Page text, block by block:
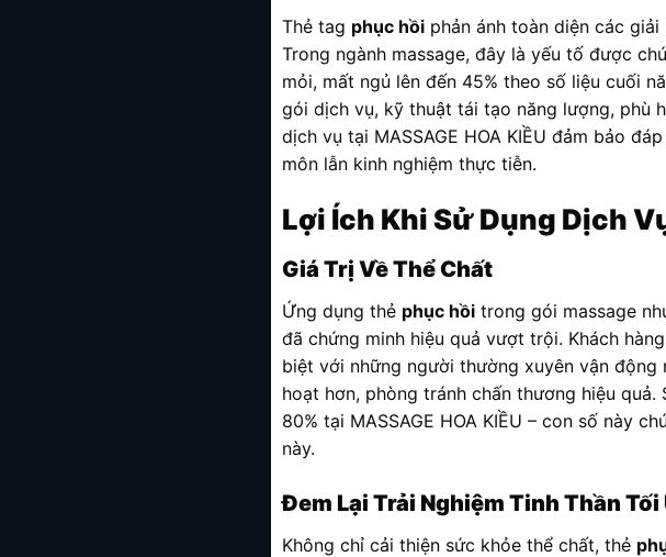
Thẻ tag phục hồi phản ánh toàn diện các
Trong ngành massage, đây là yếu tố được
mỏi, mất ngủ lên đến 45% theo số liệu cuối
gói dịch vụ, kỹ thuật tái tạo năng lượng, phù
dịch vụ tại MASSAGE HOA KIỀU đảm bảo
môn lẫn kinh nghiệm thực tiễn.
Lợi Ích Khi Sử Dụng Dịch
Giá Trị Về Thể Chất
Ứng dụng thẻ phục hồi trong gói massage
đã chứng minh hiệu quả vượt trội. Khách
biệt với những người thường xuyên vận
hoạt hơn, phòng tránh chấn thương hiệu
80% tại MASSAGE HOA KIỀU – con số này
này.
Đem Lại Trải Nghiệm Tinh Thần Tối
Không chỉ cải thiện sức khỏe thể chất, thẻ